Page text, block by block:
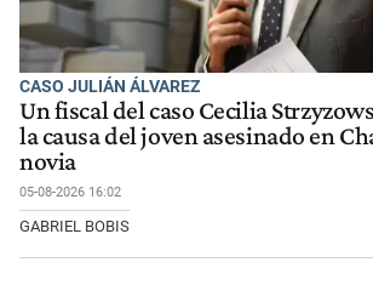
CASO JULIÁN ÁLVAREZ
Un fiscal del caso Cecilia
la causa del joven asesinado en
novia
05-08-2026 16:02
GABRIEL BOBIS